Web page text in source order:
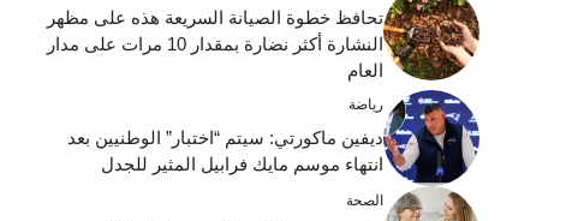
تحافظ خطوة الصيانة السريعة هذه على مظهر
النشارة أكثر نضارة بمقدار 10 مرات على مدار
العام
رياضة
ديفين ماكورتي: سيتم “اختبار” الوطنيين بعد
انتهاء موسم مايك فرابيل المثير للجدل
الصحة